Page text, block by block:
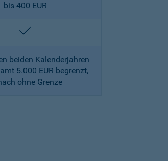
bis 400 EUR
beiden Kalenderjahren
5.000 EUR begrenzt,
ohne Grenze